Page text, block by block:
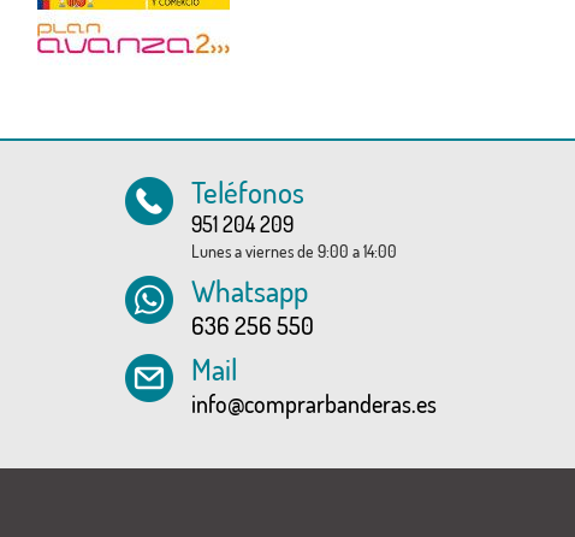
Teléfonos
951 204 209
Lunes a viernes de 9:00 a 14:00
Whatsapp
636 256 550
Mail
info@comprarbanderas.es